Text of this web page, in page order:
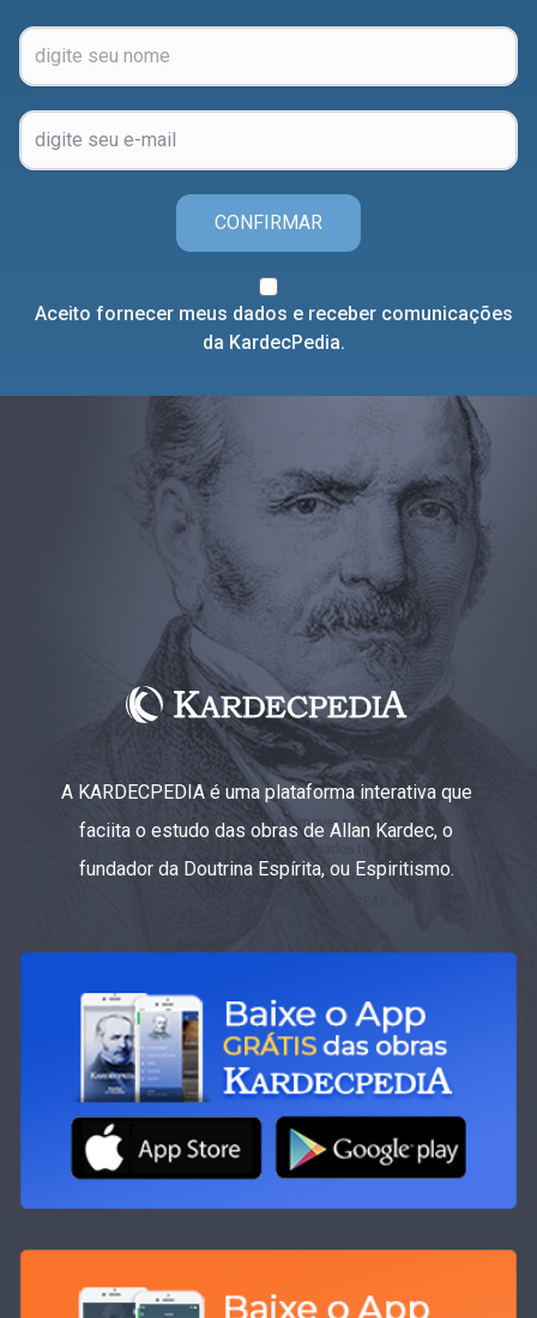
CONFIRMAR
Aceito fornecer meus dados e receber comunicações
da KardecPedia.
A KARDECPEDIA é uma plataforma interativa que
faciita o estudo das obras de Allan Kardec, o
fundador da Doutrina Espírita, ou Espiritismo.